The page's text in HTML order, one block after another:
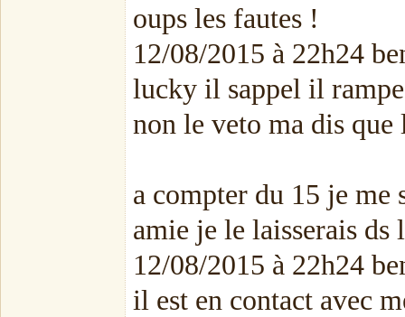
oups les fautes !
12/08/2015 à 22h24
lucky il sappel il
non le veto ma dis
a compter du 15 je me
amie je le laisserais ds
12/08/2015 à 22h24
il est en contact avec